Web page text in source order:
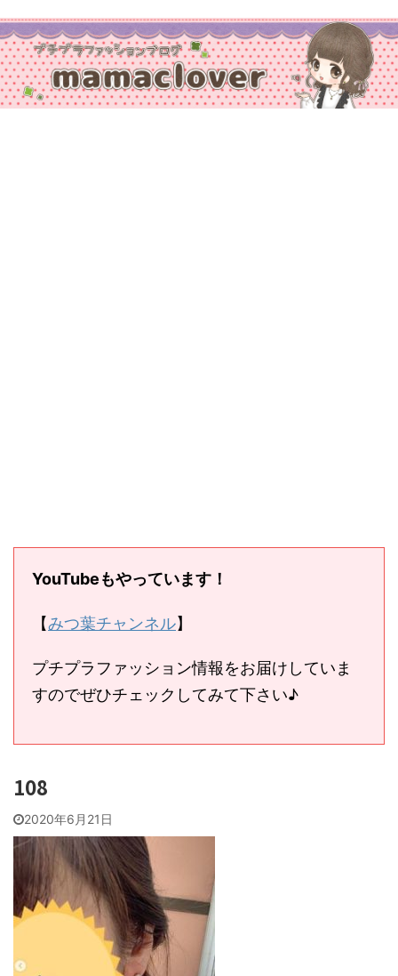
YouTubeもやっています！
【みつ葉チャンネル】
プチプラファッション情報をお届けしていま
すのでぜひチェックしてみて下さい♪
108
2020年6月21日